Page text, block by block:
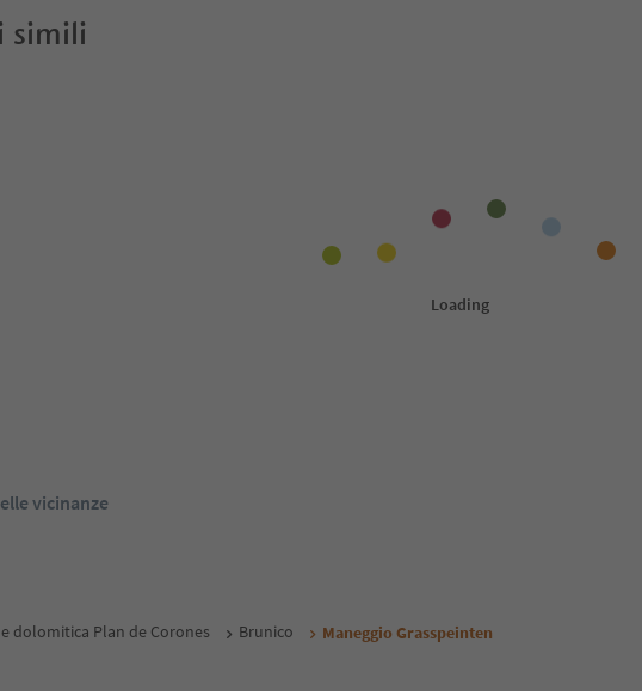
simili
vicinanze
dolomitica Plan de Corones Brunico Maneggio Grasspeinten